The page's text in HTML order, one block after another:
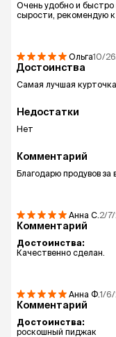
Очень удобно и
сырости, рекомендую к
Ольга10/
Достоинства
Самая лучшая
Недостатки
Нет
Комментарий
Благодарю продувов
Анна С. 2/
Комментарий
Достоинства:
Качественно сделан.
Анна Ф.1/
Комментарий
Достоинства:
роскошный пиджак